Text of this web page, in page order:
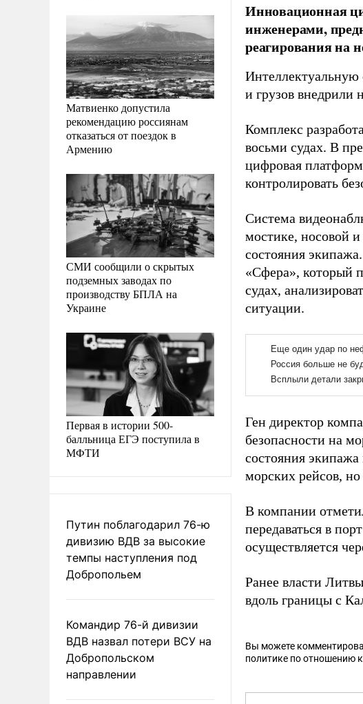
Матвиенко допустила
рекомендацию россиянам
отказаться от поездок в
Армению
СМИ сообщили о скрытых
подземных заводах по
производству БПЛА на
Украине
Первая в истории 500-
балльница ЕГЭ поступила в
МФТИ
Путин поблагодарил 76-ю
дивизию ВДВ за высокие
темпы наступления под
Добропольем
Командир 76-й дивизии
ВДВ назвал потери ВСУ на
Добропольском
направлении
Инновационная
инженерами,
реагирования на
Интеллектуальную
и грузов внедрили
Комплекс
восьми судах. В
цифровая
контролировать
Система
мостике, носовой
состояния
«Сфера», который
судах,
ситуации.
Ген директор
безопасности на
состояния экипажа
морских рейсов,
В компании
передаваться в
осуществляется
Ранее власти
вдоль границы с
Вы можете
политике по отношению